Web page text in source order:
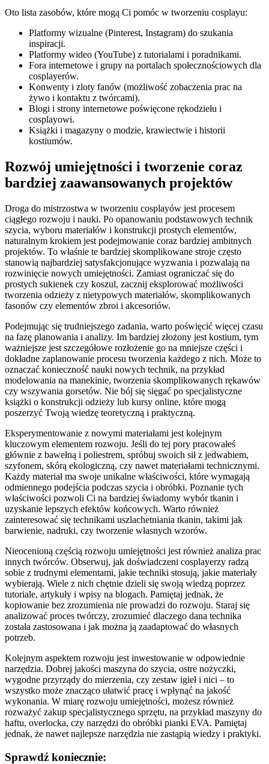
Oto lista zasobów, które mogą Ci pomóc w tworzeniu cosplayu:
Platformy wizualne (Pinterest, Instagram) do szukania
inspiracji.
Platformy wideo (YouTube) z tutorialami i poradnikami.
Fora internetowe i grupy na portalach społecznościowych dla
cosplayerów.
Konwenty i zloty fanów (możliwość zobaczenia prac na
żywo i kontaktu z twórcami).
Blogi i strony internetowe poświęcone rękodziełu i
cosplayowi.
Książki i magazyny o modzie, krawiectwie i historii
kostiumów.
Rozwój umiejętności i tworzenie coraz
bardziej zaawansowanych projektów
Droga do mistrzostwa w tworzeniu cosplayów jest procesem
ciągłego rozwoju i nauki. Po opanowaniu podstawowych technik
szycia, wyboru materiałów i konstrukcji prostych elementów,
naturalnym krokiem jest podejmowanie coraz bardziej ambitnych
projektów. To właśnie te bardziej skomplikowane stroje często
stanowią najbardziej satysfakcjonujące wyzwania i pozwalają na
rozwinięcie nowych umiejętności. Zamiast ograniczać się do
prostych sukienek czy koszul, zacznij eksplorować możliwości
tworzenia odzieży z nietypowych materiałów, skomplikowanych
fasonów czy elementów zbroi i akcesoriów.
Podejmując się trudniejszego zadania, warto poświęcić więcej czasu
na fazę planowania i analizy. Im bardziej złożony jest kostium, tym
ważniejsze jest szczegółowe rozłożenie go na mniejsze części i
dokładne zaplanowanie procesu tworzenia każdego z nich. Może to
oznaczać konieczność nauki nowych technik, na przykład
modelowania na manekinie, tworzenia skomplikowanych rękawów
czy wszywania gorsetów. Nie bój się sięgać po specjalistyczne
książki o konstrukcji odzieży lub kursy online, które mogą
poszerzyć Twoją wiedzę teoretyczną i praktyczną.
Eksperymentowanie z nowymi materiałami jest kolejnym
kluczowym elementem rozwoju. Jeśli do tej pory pracowałeś
głównie z bawełną i poliestrem, spróbuj swoich sił z jedwabiem,
szyfonem, skórą ekologiczną, czy nawet materiałami technicznymi.
Każdy materiał ma swoje unikalne właściwości, które wymagają
odmiennego podejścia podczas szycia i obróbki. Poznanie tych
właściwości pozwoli Ci na bardziej świadomy wybór tkanin i
uzyskanie lepszych efektów końcowych. Warto również
zainteresować się technikami uszlachetniania tkanin, takimi jak
barwienie, nadruki, czy tworzenie własnych wzorów.
Nieocenioną częścią rozwoju umiejętności jest również analiza prac
innych twórców. Obserwuj, jak doświadczeni cosplayerzy radzą
sobie z trudnymi elementami, jakie techniki stosują, jakie materiały
wybierają. Wiele z nich chętnie dzieli się swoją wiedzą poprzez
tutoriale, artykuły i wpisy na blogach. Pamiętaj jednak, że
kopiowanie bez zrozumienia nie prowadzi do rozwoju. Staraj się
analizować proces twórczy, zrozumieć dlaczego dana technika
została zastosowana i jak można ją zaadaptować do własnych
potrzeb.
Kolejnym aspektem rozwoju jest inwestowanie w odpowiednie
narzędzia. Dobrej jakości maszyna do szycia, ostre nożyczki,
wygodne przyrządy do mierzenia, czy zestaw igieł i nici – to
wszystko może znacząco ułatwić pracę i wpłynąć na jakość
wykonania. W miarę rozwoju umiejętności, możesz również
rozważyć zakup specjalistycznego sprzętu, na przykład maszyny do
haftu, overlocka, czy narzędzi do obróbki pianki EVA. Pamiętaj
jednak, że nawet najlepsze narzędzia nie zastąpią wiedzy i praktyki.
Sprawdź koniecznie: